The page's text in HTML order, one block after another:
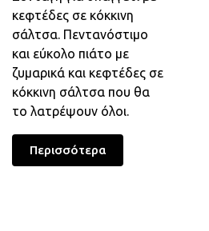
κεφτέδες σε κόκκινη
σάλτσα. Πεντανόστιμο
και εύκολο πιάτο με
ζυμαρικά και κεφτέδες σε
κόκκινη σάλτσα που θα
το λατρέψουν όλοι.
Περισσότερα